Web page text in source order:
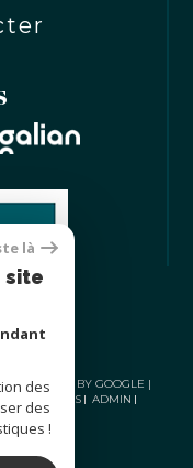
POWERED BY GOOGLE |
LÉGALES
ADMIN
COOKIES
là
site
des
des
!